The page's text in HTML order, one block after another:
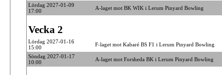
Lördag 2027-01-09
17:00
A-laget mot BK WIK i Lerum Pinyard Bowling
Vecka 2
Lördag 2027-01-16
15:00
F-laget mot Kabaré BS F1 i Lerum Pinyard Bowling
Söndag 2027-01-17
10:00
A-laget mot Forsheda BK i Lerum Pinyard Bowling